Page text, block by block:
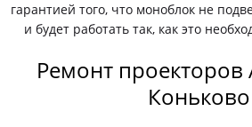
гарантией того, что моноблок не
и будет работать так, как это
Ремонт проекторов
Коньково